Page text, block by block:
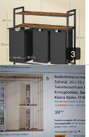
3